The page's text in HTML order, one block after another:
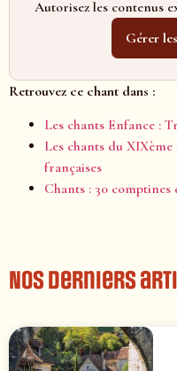
Autorisez les contenus
Gérer
Retrouvez ce chant dans :
Les chants Enfance :
Les chants du
françaises
Chants : 30 comptines
Nos derniers